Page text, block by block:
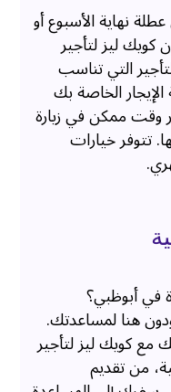
نهاية الأسبوع أو
كويك ليز لتأجير
التي تناسب
الخاصة بك
وقت ممكن في زيارة
تتوفر خيارات
في أبوظبي؟
هنا لمساعدتك.
مع كويك ليز لتأجير
من تقديم